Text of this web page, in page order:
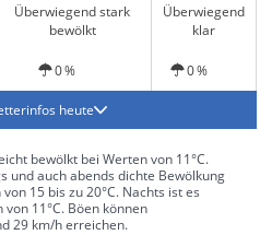
Überwiegend stark
bewölkt
Überwiegend
klar
0 % 0 %
heute
bewölkt bei Werten von 11°C.
und auch abends dichte Bewölkung
15 bis zu 20°C. Nachts ist es
11°C. Böen können
29 km/h erreichen.